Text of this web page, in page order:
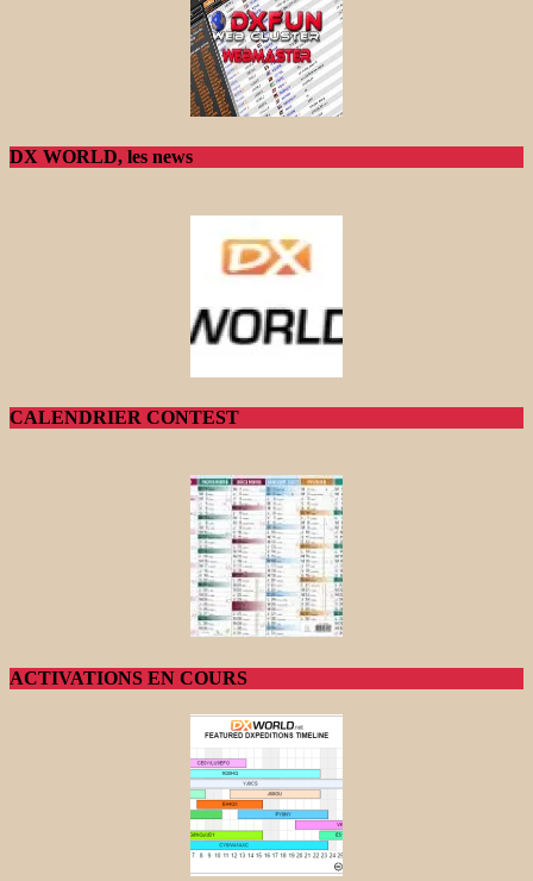
DX WORLD, les news
CALENDRIER CONTEST
ACTIVATIONS EN COURS